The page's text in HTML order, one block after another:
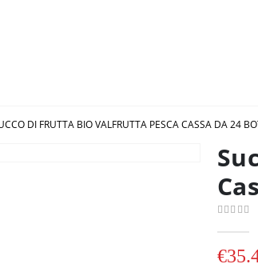
DI FRUTTA BIO VALFRUTTA PESCA CASSA DA 24
€